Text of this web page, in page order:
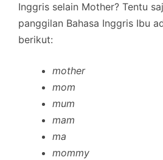
Inggris selain Mother? Tentu
panggilan Bahasa Inggris Ibu
berikut:
mother
mom
mum
mam
ma
mommy